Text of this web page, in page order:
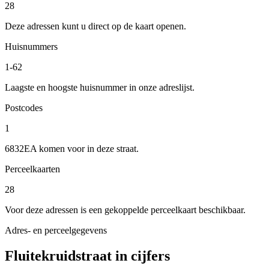
28
Deze adressen kunt u direct op de kaart openen.
Huisnummers
1-62
Laagste en hoogste huisnummer in onze adreslijst.
Postcodes
1
6832EA komen voor in deze straat.
Perceelkaarten
28
Voor deze adressen is een gekoppelde perceelkaart beschikbaar.
Adres- en perceelgegevens
Fluitekruidstraat in cijfers